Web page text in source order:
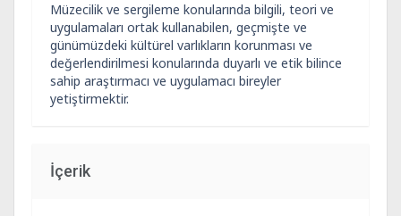
Müzecilik ve sergileme konularında bilgili, teori ve
uygulamaları ortak kullanabilen, geçmişte ve
günümüzdeki kültürel varlıkların korunması ve
değerlendirilmesi konularında duyarlı ve etik bilince
sahip araştırmacı ve uygulamacı bireyler
yetiştirmektir.
İçerik